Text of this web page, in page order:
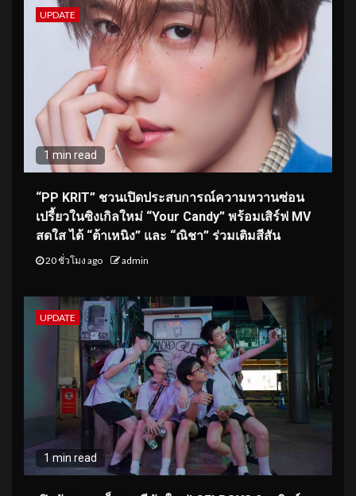
UPDATE
1 min read
“PP KRIT” ชวนเปิดประสบการณ์ความหวานซ่อน
เปรี้ยวในซิงเกิลใหม่ “Your Candy” พร้อมเสิร์ฟ MV
สดใส ได้ “ต้าเหนิง” และ “ณิชา” ร่วมเติมสีสัน
20 ชั่วโมง ago admin
UPDATE
1 min read